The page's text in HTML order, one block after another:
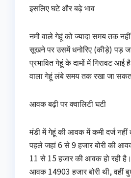
इसलिए घटे और बढ़े भाव
नमी वाले गेहूं को ज्यादा समय तक
सूखने पर उसमें धनोरिए (कीड़े) पड़
प्रभावित गेहूं के दामों में गिरावट आई
वाला गेहूं लंबे समय तक रखा जा
आवक बढ़ी पर क्वालिटी घटी
मंडी में गेहूं की आवक में कमी दर्ज
पहले जहां 6 से 9 हजार बोरी की
11 से 15 हजार की आवक हो रही
आवक 14903 हजार बोरी थी, वहीं